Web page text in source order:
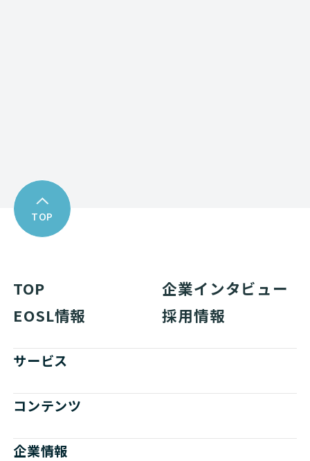
TOP
TOP
企業インタビュー
EOSL情報
採用情報
サービス
コンテンツ
企業情報